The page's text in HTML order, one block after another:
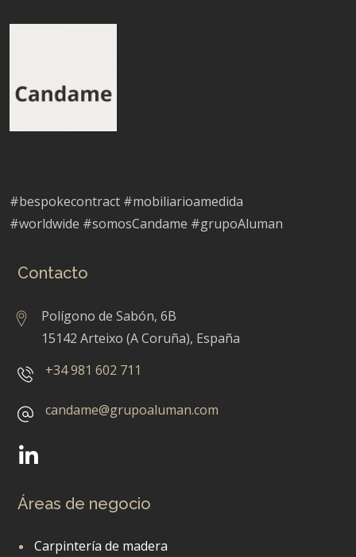
#bespokecontract #mobiliarioamedida
#worldwide #somosCandame #grupoAluman
Contacto
Polígono de Sabón, 6B
15142 Arteixo (A Coruña), España
+34 981 602 711
candame@grupoaluman.com
Áreas de negocio
Carpintería de madera